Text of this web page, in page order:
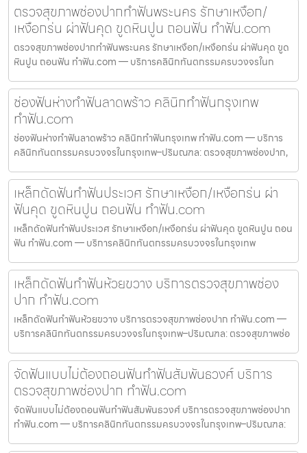
ตรวจสุขภาพช่องปากทำฟันพระนคร รักษาเหงือก/
เหงือกร่น ผ่าฟันคุด ขูดหินปูน ถอนฟัน ทำฟัน.com
ตรวจสุขภาพช่องปากทำฟันพระนคร รักษาเหงือก/เหงือกร่น ผ่าฟันคุด ขูด
หินปูน ถอนฟัน ทำฟัน.com — บริการคลินิกทันตกรรมครบวงจรในก
ช่องฟันห่างทำฟันลาดพร้าว คลินิกทำฟันกรุงเทพ
ทำฟัน.com
ช่องฟันห่างทำฟันลาดพร้าว คลินิกทำฟันกรุงเทพ ทำฟัน.com — บริการ
คลินิกทันตกรรมครบวงจรในกรุงเทพ–ปริมณฑล: ตรวจสุขภาพช่องปาก,
เหล็กดัดฟันทำฟันประเวศ รักษาเหงือก/เหงือกร่น ผ่า
ฟันคุด ขูดหินปูน ถอนฟัน ทำฟัน.com
เหล็กดัดฟันทำฟันประเวศ รักษาเหงือก/เหงือกร่น ผ่าฟันคุด ขูดหินปูน ถอน
ฟัน ทำฟัน.com — บริการคลินิกทันตกรรมครบวงจรในกรุงเทพ
เหล็กดัดฟันทำฟันห้วยขวาง บริการตรวจสุขภาพช่อง
ปาก ทำฟัน.com
เหล็กดัดฟันทำฟันห้วยขวาง บริการตรวจสุขภาพช่องปาก ทำฟัน.com —
บริการคลินิกทันตกรรมครบวงจรในกรุงเทพ–ปริมณฑล: ตรวจสุขภาพช่อ
จัดฟันแบบไม่ต้องถอนฟันทำฟันสัมพันธวงศ์ บริการ
ตรวจสุขภาพช่องปาก ทำฟัน.com
จัดฟันแบบไม่ต้องถอนฟันทำฟันสัมพันธวงศ์ บริการตรวจสุขภาพช่องปาก
ทำฟัน.com — บริการคลินิกทันตกรรมครบวงจรในกรุงเทพ–ปริมณฑล: